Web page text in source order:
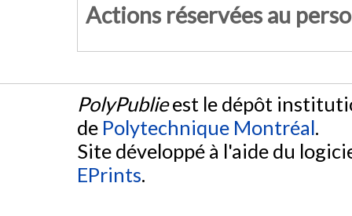
Actions réservées au
PolyPublieest le dépôt
de Polytechnique Montréal.
Site développé à l'aide du
EPrints.